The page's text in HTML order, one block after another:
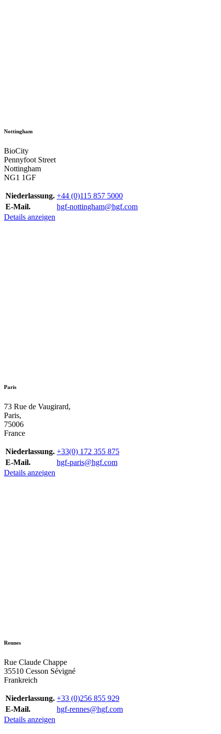
Nottingham
BioCity
Pennyfoot Street
Nottingham
NG1 1GF
Niederlassung. +44 (0)115 857 5000
E-Mail.
hgf-nottingham@hgf.com
Details anzeigen
Paris
73 Rue de Vaugirard,
Paris,
75006
France
Niederlassung. +33(0) 172 355 875
E-Mail.
hgf-paris@hgf.com
Details anzeigen
Rennes
Rue Claude Chappe
35510 Cesson Sévigné
Frankreich
Niederlassung. +33 (0)256 855 929
E-Mail.
hgf-rennes@hgf.com
Details anzeigen